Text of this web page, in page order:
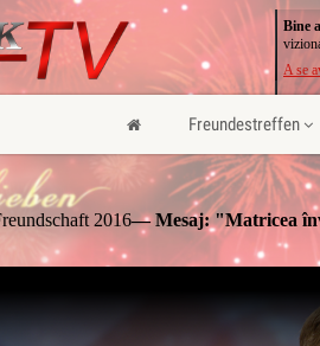
Freundestreffen
Bine
A se
2016— Mesaj: "Matricea